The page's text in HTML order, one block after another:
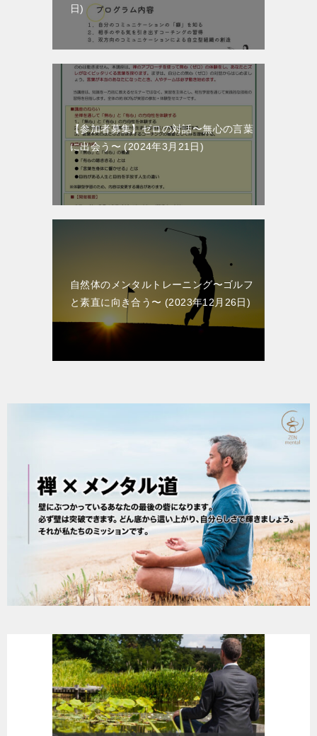
日
【参加者募集】ゼロの対話〜無心の言葉
に出会う〜
2024年3月21日
自然体のメンタルトレーニング〜ゴルフ
と素直に向き合う〜
2023年12月26日